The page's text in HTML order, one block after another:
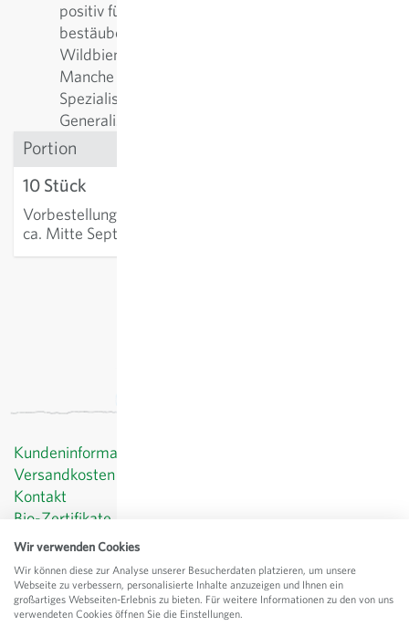
positiv für Bienen, Wildbienen oder andere
bestäubende Insekten ist. Es gibt alleine bei
Wildbienen über 500 verschiedene Arten.
Manche Pflanzen werden am liebsten von
Spezialisten angeflogen, manche am liebsten von
Generalisten.
Portion
10 Stück
Vorbestellung
ca. Mitte September
Kundeninformationen
Versandkosten
Kontakt
Bio-Zertifikate
Datenschutz
AGB
Impressum
Wir verwenden Cookies
Wir können diese zur Analyse unserer Besucherdaten platzieren, um unsere
Webseite zu verbessern, personalisierte Inhalte anzuzeigen und Ihnen ein
großartiges Webseiten-Erlebnis zu bieten. Für weitere Informationen zu den von uns
verwendeten Cookies öffnen Sie die Einstellungen.